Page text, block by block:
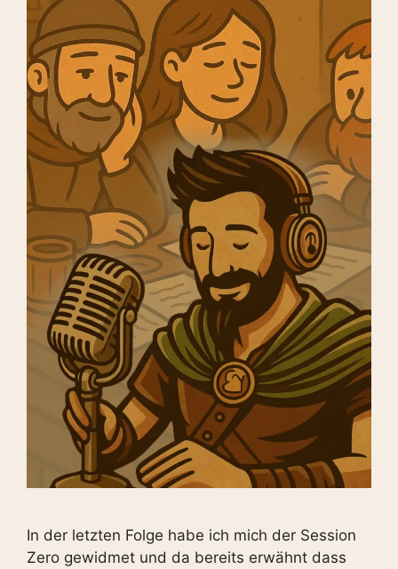
In der letzten Folge habe ich mich der Session
Zero gewidmet und da bereits erwähnt dass